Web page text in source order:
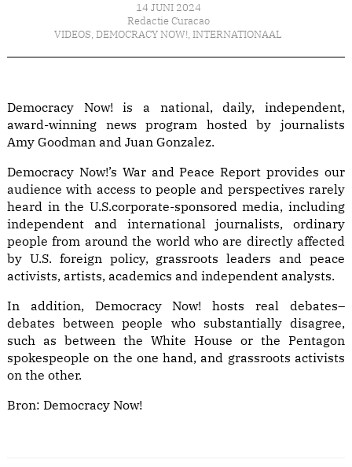
14 JUNI 2024
Redactie Curacao
VIDEOS, DEMOCRACY NOW!, INTERNATIONAAL
Democracy Now! is a national, daily, independent,
award-winning news program hosted by journalists
Amy Goodman and Juan Gonzalez.
Democracy Now!’s War and Peace Report provides our
audience with access to people and perspectives rarely
heard in the U.S.corporate-sponsored media, including
independent and international journalists, ordinary
people from around the world who are directly affected
by U.S. foreign policy, grassroots leaders and peace
activists, artists, academics and independent analysts.
In addition, Democracy Now! hosts real debates–
debates between people who substantially disagree,
such as between the White House or the Pentagon
spokespeople on the one hand, and grassroots activists
on the other.
Bron: Democracy Now!